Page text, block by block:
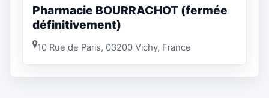
Pharmacie BOURRACHOT (fermée
définitivement)
10 Rue de Paris, 03200 Vichy, France